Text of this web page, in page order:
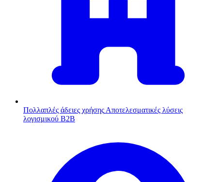
Πολλαπλές άδειες χρήσης Αποτελεσματικές λύσεις
λογισμικού B2B